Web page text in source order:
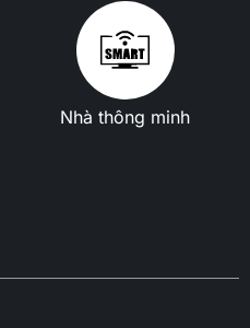
Nhà thông minh